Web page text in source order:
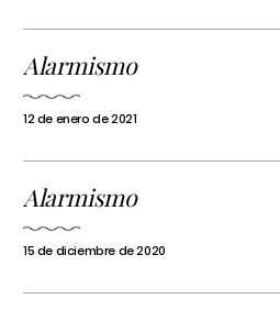
Alarmismo
12 de enero de 2021
Alarmismo
15 de diciembre de 2020